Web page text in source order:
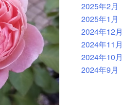
2025年2月
2025年1月
2024年12月
2024年11月
2024年10月
2024年9月